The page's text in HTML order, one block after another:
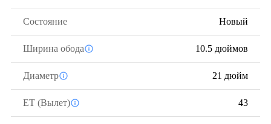
Состояние Новый
Ширина обода 10.5 дюймов
Диаметр 21 дюйм
ЕТ (Вылет) 43